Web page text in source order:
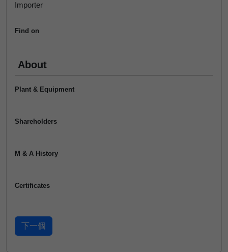
Importer
Find on
About
Plant & Equipment
Shareholders
M & A History
Certificates